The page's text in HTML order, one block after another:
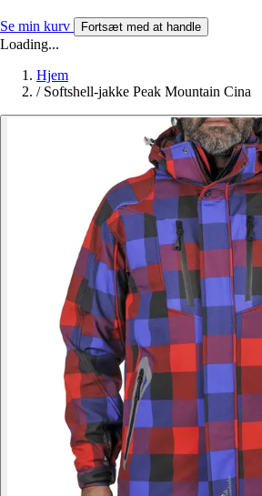
Se min kurv Fortsæt med at handle
Loading...
Hjem
/ Softshell-jakke Peak Mountain Cina